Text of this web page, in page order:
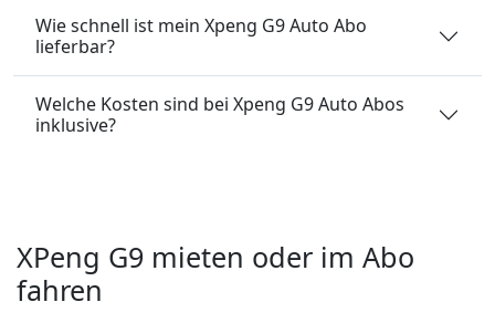
Wie schnell ist mein Xpeng G9 Auto Abo
lieferbar?
Welche Kosten sind bei Xpeng G9 Auto Abos
inklusive?
XPeng G9 mieten oder im Abo
fahren